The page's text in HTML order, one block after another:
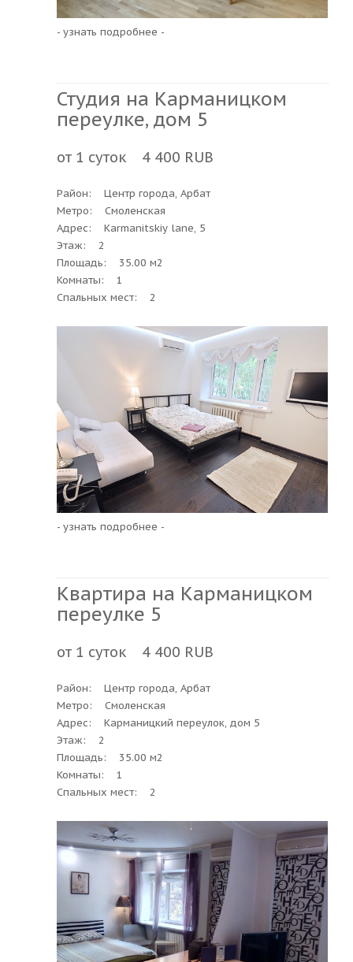
- узнать подробнее -
Студия на Карманицком
переулке, дом 5
от 1 суток 4 400 RUB
Район: Центр города, Арбат
Метро: Смоленская
Адрес: Karmanitskiy lane, 5
Этаж: 2
Площадь: 35.00 м2
Комнаты: 1
Спальных мест: 2
- узнать подробнее -
Квартира на Карманицком
переулке 5
от 1 суток 4 400 RUB
Район: Центр города, Арбат
Метро: Смоленская
Адрес: Карманицкий переулок, дом 5
Этаж: 2
Площадь: 35.00 м2
Комнаты: 1
Спальных мест: 2